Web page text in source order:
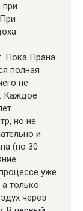
при
Пока Прана
полная
не
Каждое
но не
и
(по 30
уже
только
через